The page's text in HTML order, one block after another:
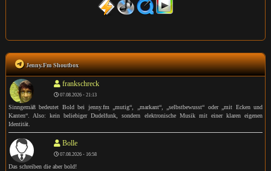
Jenny.Fm Shoutbox
frankschreck
07.08.2026 - 21:13
Sinngemäß bedeutet Bold bei jenny.fm „mutig“, „markant“, „selbstbewusst“ oder „mit Ecken und
Kanten“. Also: kein beliebiger Dudelfunk, sondern elektronische Musik mit einer klaren eigenen
Identität.
Bolle
07.08.2026 - 16:58
Das schreiben die aber bold!